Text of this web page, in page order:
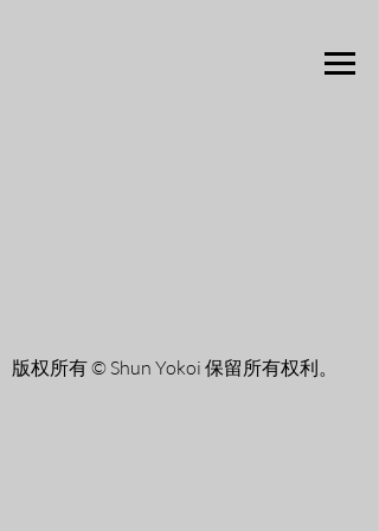
版权所有 © Shun Yokoi 保留所有权利。